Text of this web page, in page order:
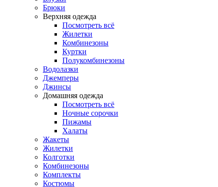
Брюки
Верхняя одежда
Посмотреть всё
Жилетки
Комбинезоны
Куртки
Полукомбинезоны
Водолазки
Джемперы
Джинсы
Домашняя одежда
Посмотреть всё
Ночные сорочки
Пижамы
Халаты
Жакеты
Жилетки
Колготки
Комбинезоны
Комплекты
Костюмы